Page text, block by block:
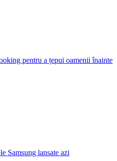
pentru a țepui oamenii înainte
Samsung lansate azi